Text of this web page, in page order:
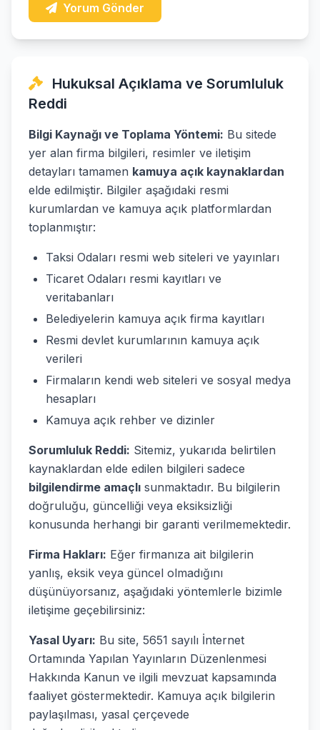
Yorum Gönder
Hukuksal Açıklama ve Sorumluluk
Reddi
Bilgi Kaynağı ve Toplama Yöntemi: Bu sitede
yer alan firma bilgileri, resimler ve iletişim
detayları tamamen kamuya açık kaynaklardan
elde edilmiştir. Bilgiler aşağıdaki resmi
kurumlardan ve kamuya açık platformlardan
toplanmıştır:
Taksi Odaları resmi web siteleri ve yayınları
Ticaret Odaları resmi kayıtları ve
veritabanları
Belediyelerin kamuya açık firma kayıtları
Resmi devlet kurumlarının kamuya açık
verileri
Firmaların kendi web siteleri ve sosyal medya
hesapları
Kamuya açık rehber ve dizinler
Sorumluluk Reddi: Sitemiz, yukarıda belirtilen
kaynaklardan elde edilen bilgileri sadece
bilgilendirme amaçlı sunmaktadır. Bu bilgilerin
doğruluğu, güncelliği veya eksiksizliği
konusunda herhangi bir garanti verilmemektedir.
Firma Hakları: Eğer firmanıza ait bilgilerin
yanlış, eksik veya güncel olmadığını
düşünüyorsanız, aşağıdaki yöntemlerle bizimle
iletişime geçebilirsiniz:
Yasal Uyarı: Bu site, 5651 sayılı İnternet
Ortamında Yapılan Yayınların Düzenlenmesi
Hakkında Kanun ve ilgili mevzuat kapsamında
faaliyet göstermektedir. Kamuya açık bilgilerin
paylaşılması, yasal çerçevede